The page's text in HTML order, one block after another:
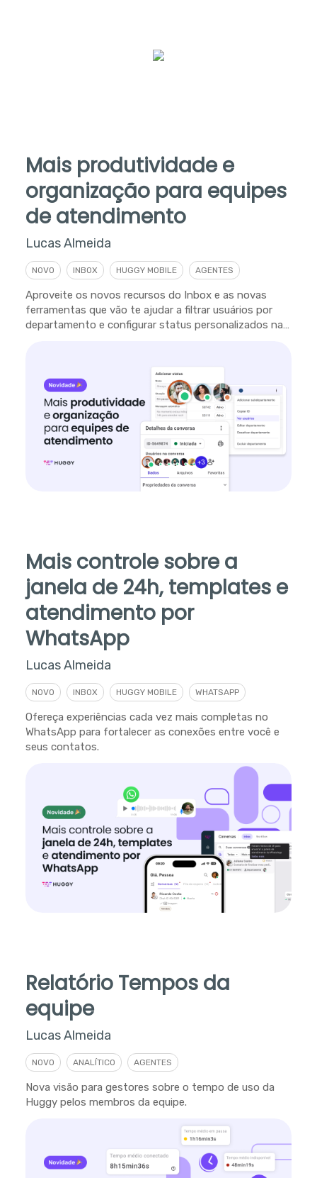
Mais produtividade e
organização para equipes
de atendimento
Lucas Almeida
NOVO INBOX HUGGY MOBILE AGENTES
Aproveite os novos recursos do Inbox e as novas
ferramentas que vão te ajudar a filtrar usuários por
departamento e configurar status personalizados na
Mais controle sobre a
janela de 24h, templates e
atendimento por
WhatsApp
Lucas Almeida
NOVO INBOX HUGGY MOBILE WHATSAPP
Ofereça experiências cada vez mais completas no
WhatsApp para fortalecer as conexões entre você e
seus contatos.
Relatório Tempos da
equipe
Lucas Almeida
NOVO ANALÍTICO AGENTES
Nova visão para gestores sobre o tempo de uso da
Huggy pelos membros da equipe.